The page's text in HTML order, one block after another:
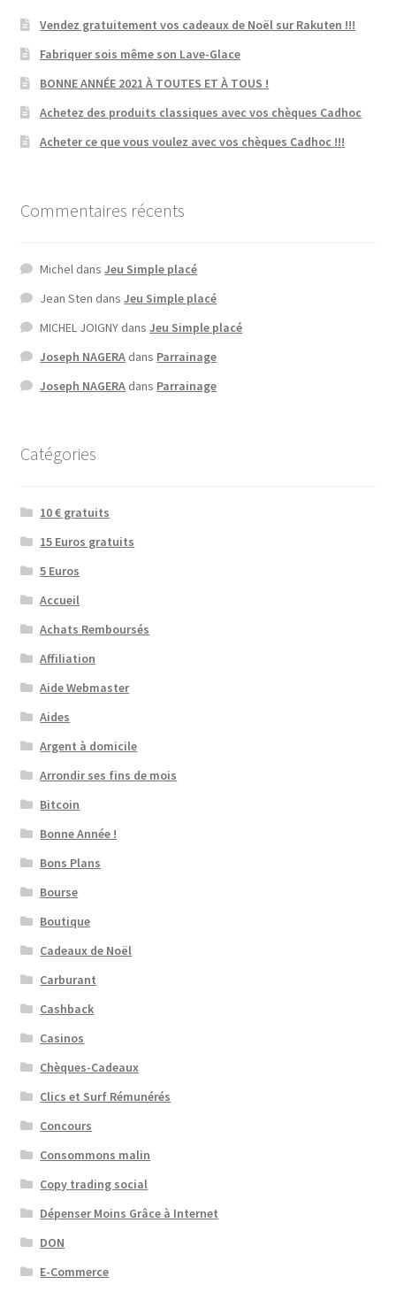
Vendez gratuitement vos cadeaux de Noël sur Rakuten !!!
Fabriquer sois même son Lave-Glace
BONNE ANNÉE 2021 À TOUTES ET À TOUS !
Achetez des produits classiques avec vos chèques Cadhoc
Acheter ce que vous voulez avec vos chèques Cadhoc !!!
Commentaires récents
Michel dansJeu Simple placé
Jean Sten dansJeu Simple placé
MICHEL JOIGNY dansJeu Simple placé
Joseph NAGERA dans Parrainage
Joseph NAGERA dans Parrainage
Catégories
10 € gratuits
15 Euros gratuits
5 Euros
Accueil
Achats Remboursés
Affiliation
Aide Webmaster
Aides
Argent à domicile
Arrondir ses fins de mois
Bitcoin
Bonne Année !
Bons Plans
Bourse
Boutique
Cadeaux de Noël
Carburant
Cashback
Casinos
Chèques-Cadeaux
Clics et Surf Rémunérés
Concours
Consommons malin
Copy trading social
Dépenser Moins Grâce à Internet
DON
E-Commerce